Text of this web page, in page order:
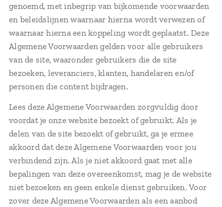
genoemd, met inbegrip van bijkomende voorwaarden
en beleidslijnen waarnaar hierna wordt verwezen of
waarnaar hierna een koppeling wordt geplaatst. Deze
Algemene Voorwaarden gelden voor alle gebruikers
van de site, waaronder gebruikers die de site
bezoeken, leveranciers, klanten, handelaren en/of
personen die content bijdragen.
Lees deze Algemene Voorwaarden zorgvuldig door
voordat je onze website bezoekt of gebruikt. Als je
delen van de site bezoekt of gebruikt, ga je ermee
akkoord dat deze Algemene Voorwaarden voor jou
verbindend zijn. Als je niet akkoord gaat met alle
bepalingen van deze overeenkomst, mag je de website
niet bezoeken en geen enkele dienst gebruiken. Voor
zover deze Algemene Voorwaarden als een aanbod